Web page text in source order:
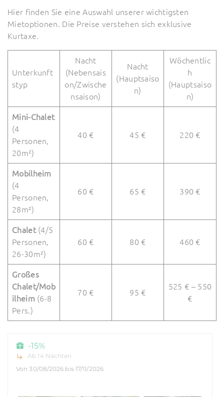
Hier finden Sie eine Auswahl unserer wichtigsten
Mietoptionen. Die Preise verstehen sich exklusive
Kurtaxe.
Unterkunft
styp
Nacht
(Nebensais
on/Zwische
nsaison)
Nacht
(Hauptsaiso
n)
Wöchentlic
h
(Hauptsaiso
n)
Mini-Chalet
(4
Personen,
20m²)
40 € 45 € 220 €
Mobilheim
(4
Personen,
28m²)
60 € 65 € 390 €
Chalet(4/5
Personen,
26-30m²)
60 € 80 € 460 €
Großes
Chalet/Mob
ilheim (6-8
Pers.)
70 € 95 €
525 € – 550
€